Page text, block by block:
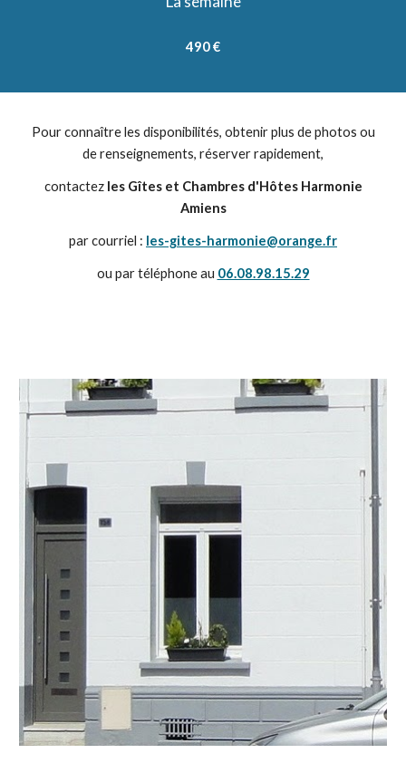
490 €
Pour connaître les disponibilités, obtenir plus de photos ou
de renseignements, réserver rapidement,
contactez les Gîtes et Chambres d'Hôtes Harmonie
Amiens
par courriel : les-gites-harmonie@orange.fr
ou par téléphone au 06.08.98.15.29